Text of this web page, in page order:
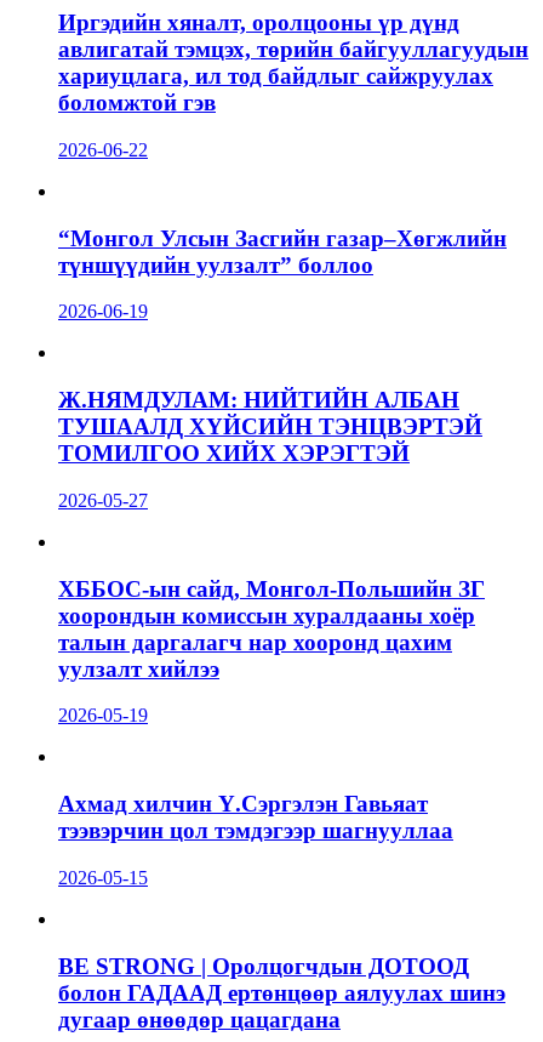
Иргэдийн хяналт, оролцооны үр дүнд
авлигатай тэмцэх, төрийн байгууллагуудын
хариуцлага, ил тод байдлыг сайжруулах
боломжтой гэв
2026-06-22
“Монгол Улсын Засгийн газар–Хөгжлийн
түншүүдийн уулзалт” боллоо
2026-06-19
Ж.НЯМДУЛАМ: НИЙТИЙН АЛБАН
ТУШААЛД ХҮЙСИЙН ТЭНЦВЭРТЭЙ
ТОМИЛГОО ХИЙХ ХЭРЭГТЭЙ
2026-05-27
ХББОС-ын сайд, Монгол-Польшийн ЗГ
хоорондын комиссын хуралдааны хоёр
талын даргалагч нар хооронд цахим
уулзалт хийлээ
2026-05-19
Ахмад хилчин Ү.Сэргэлэн Гавьяат
тээвэрчин цол тэмдэгээр шагнууллаа
2026-05-15
BE STRONG | Оролцогчдын ДОТООД
болон ГАДААД ертөнцөөр аялуулах шинэ
дугаар өнөөдөр цацагдана